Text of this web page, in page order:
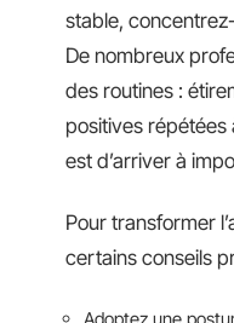
stable,
De nombreux
des routines :
positives répétées
est d’arriver à
Pour transformer
certains conseils
Adoptez une